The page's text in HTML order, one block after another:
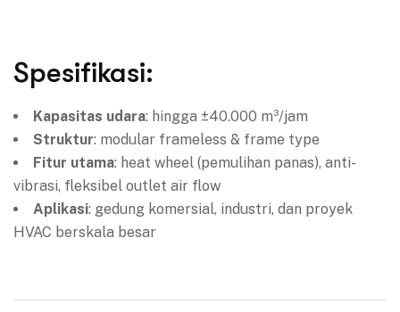
Spesifikasi:
Kapasitas udara: hingga ±40.000 m³/jam
Struktur: modular frameless & frame type
Fitur utama: heat wheel (pemulihan panas), anti-
vibrasi, fleksibel outlet air flow
Aplikasi: gedung komersial, industri, dan proyek
HVAC berskala besar